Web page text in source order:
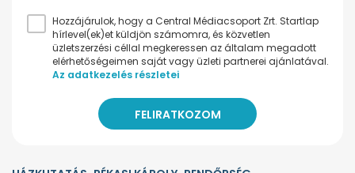
Hozzájárulok, hogy a Central Médiacsoport Zrt. Startlap
hírlevel(ek)et küldjön számomra, és közvetlen
üzletszerzési céllal megkeressen az általam megadott
elérhetőségeimen saját vagy üzleti partnerei ajánlatával.
Az adatkezelés részletei